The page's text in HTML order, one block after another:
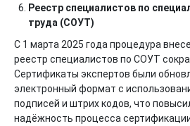
Реестр специалистов по
труда (СОУТ)
С 1 марта 2025 года процедура
реестр специалистов по СОУТ
Сертификаты экспертов были
электронный формат с
подписей и штрих кодов, что
надёжность процесса